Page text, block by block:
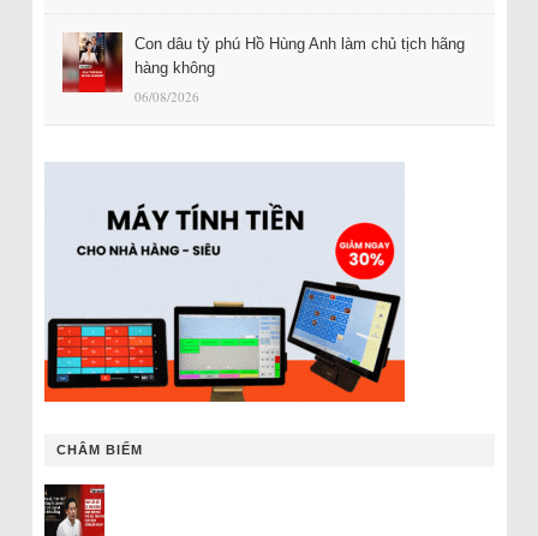
Con dâu tỷ phú Hồ Hùng Anh làm chủ tịch hãng
hàng không
06/08/2026
CHÂM BIẾM